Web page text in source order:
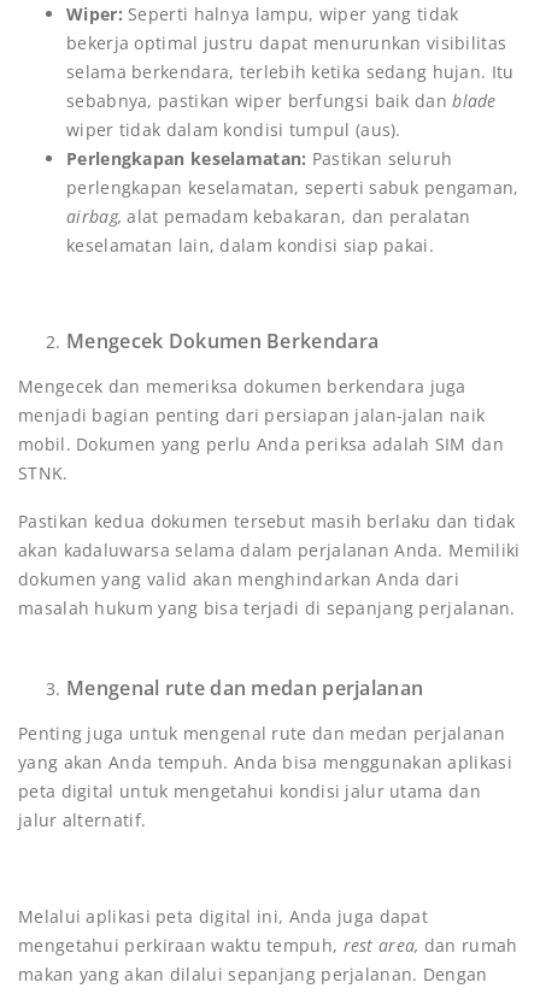
Wiper: Seperti halnya lampu, wiper yang tidak
bekerja optimal justru dapat menurunkan visibilitas
selama berkendara, terlebih ketika sedang hujan. Itu
sebabnya, pastikan wiper berfungsi baik danblade
wiper tidak dalam kondisi tumpul (aus).
Perlengkapan keselamatan: Pastikan seluruh
perlengkapan keselamatan, seperti sabuk pengaman,
airbag,alat pemadam kebakaran, dan peralatan
keselamatan lain, dalam kondisi siap pakai.
Mengecek Dokumen Berkendara
Mengecek dan memeriksa dokumen berkendara juga
menjadi bagian penting dari persiapan jalan-jalan naik
mobil. Dokumen yang perlu Anda periksa adalah SIM dan
STNK.
Pastikan kedua dokumen tersebut masih berlaku dan tidak
akan kadaluwarsa selama dalam perjalanan Anda. Memiliki
dokumen yang valid akan menghindarkan Anda dari
masalah hukum yang bisa terjadi di sepanjang perjalanan.
Mengenal rute dan medan perjalanan
Penting juga untuk mengenal rute dan medan perjalanan
yang akan Anda tempuh. Anda bisa menggunakan aplikasi
peta digital untuk mengetahui kondisi jalur utama dan
jalur alternatif.
Melalui aplikasi peta digital ini, Anda juga dapat
mengetahui perkiraan waktu tempuh, rest area, dan rumah
makan yang akan dilalui sepanjang perjalanan. Dengan